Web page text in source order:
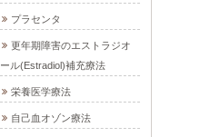
プラセンタ
更年期障害のエストラジオ
ール(Estradiol)補充療法
栄養医学療法
自己血オゾン療法